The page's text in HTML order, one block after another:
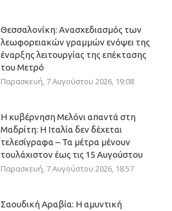
Θεσσαλονίκη: Ανασχεδιασμός των
λεωφορειακών γραμμών ενόψει της
έναρξης λειτουργίας της επέκτασης
του Μετρό
Παρασκευή, 7 Αυγούστου 2026, 19:08
Η κυβέρνηση Μελόνι απαντά στη
Μαδρίτη: Η Ιταλία δεν δέχεται
τελεσίγραφα – Τα μέτρα μένουν
τουλάχιστον έως τις 15 Αυγούστου
Παρασκευή, 7 Αυγούστου 2026, 18:57
Σαουδική Αραβία: Η αμυντική